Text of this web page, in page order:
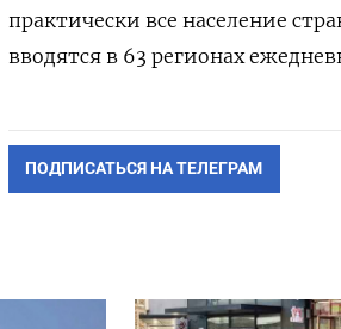
практически все население
вводятся в 63 регионах
ПОДПИСАТЬСЯ НА ТЕЛЕГРАМ